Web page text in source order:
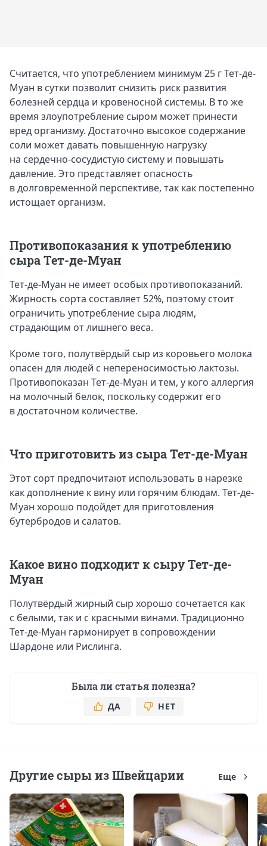
Считается, что употреблением минимум 25 г Тет-де-
Муан в сутки позволит снизить риск развития
болезней сердца и кровеносной системы. В то же
время злоупотребление сыром может принести
вред организму. Достаточно высокое содержание
соли может давать повышенную нагрузку
на сердечно-сосудистую систему и повышать
давление. Это представляет опасность
в долговременной перспективе, так как постепенно
истощает организм.
Противопоказания к употреблению
сыра Тет-де-Муан
Тет-де-Муан не имеет особых противопоказаний.
Жирность сорта составляет 52%, поэтому стоит
ограничить употребление сыра людям,
страдающим от лишнего веса.
Кроме того, полутвёрдый сыр из коровьего молока
опасен для людей с непереносимостью лактозы.
Противопоказан Тет-де-Муан и тем, у кого аллергия
на молочный белок, поскольку содержит его
в достаточном количестве.
Что приготовить из сыра Тет-де-Муан
Этот сорт предпочитают использовать в нарезке
как дополнение к вину или горячим блюдам. Тет-де-
Муан хорошо подойдет для приготовления
бутербродов и салатов.
Какое вино подходит к сыру Тет-де-
Муан
Полутвёрдый жирный сыр хорошо сочетается как
с белыми, так и с красными винами. Традиционно
Тет-де-Муан гармонирует в сопровождении
Шардоне или Рислинга.
Была ли статья полезна?
ДА НЕТ
Другие сыры из Швейцарии Еще